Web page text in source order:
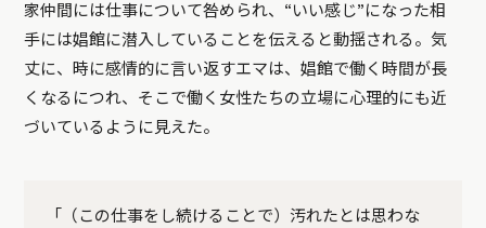
家仲間には仕事について咎められ、“いい感じ”になった相
手には娼館に潜入していることを伝えると動揺される。気
丈に、時に感情的に言い返すエマは、娼館で働く時間が長
くなるにつれ、そこで働く女性たちの立場に心理的にも近
づいているように見えた。
「（この仕事をし続けることで）汚れたとは思わな